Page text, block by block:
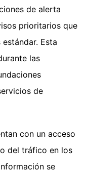
de alerta
prioritarios que
Esta
las
de
con un acceso
del tráfico en los
se